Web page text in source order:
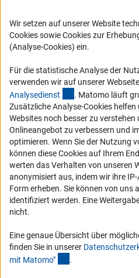
Karriere
Logo und Corporate Design
Compliance
Vergabeverfahren
Barrierefreiheit
Service und Informationen für
Erklärung zur Barrierefreiheit
Barriere melden
DFG-aktuell
schauen Sie sich die Ausgaben online
Wir setzen auf unserer Website
Cookies sowie Cookies zur
(Analyse-Cookies) ein.
Für die statistische Analyse der
verwenden wir auf unserer
Analysedienst (externer Link)
. Matomo läuft
Zusätzliche Analyse-Cookies
Websites noch besser zu
Onlineangebot zu verbessern und
optimieren. Wenn Sie der Nutzung
können diese Cookies auf Ihrem
werten das Verhalten von unseren
anonymisiert aus, indem wir ihre
Form erheben. Sie können von uns
identifiziert werden. Eine
nicht.
Eine genaue Übersicht über
finden Sie in unserer
mit Matomo" .